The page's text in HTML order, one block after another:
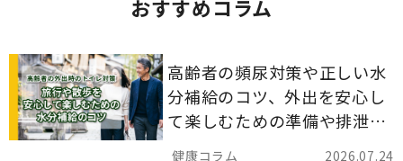
おすすめコラム
2026.07.24
高齢者の頻尿対策や正しい水
分補給のコツ、外出を安心し
て楽しむための準備や排泄ケ
ア用品の選び方を解説しま